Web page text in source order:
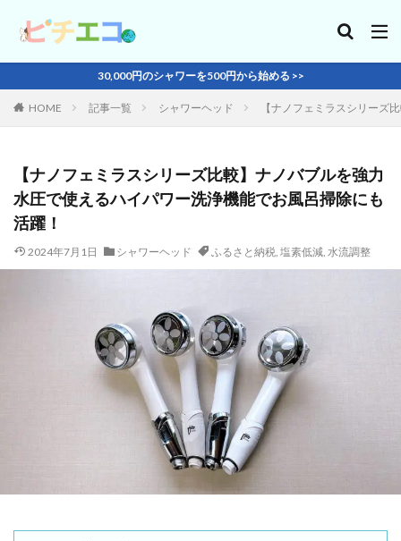
30,000円のシャワーを500円から始める >>
HOME 記事一覧 シャワーヘッド 【ナノフェミラスシリーズ
【ナノフェミラスシリーズ比較】ナノバブルを強力
水圧で使えるハイパワー洗浄機能でお風呂掃除にも
活躍！
2024年7月1日 シャワーヘッド ふるさと納税, 塩素低減, 水流調整